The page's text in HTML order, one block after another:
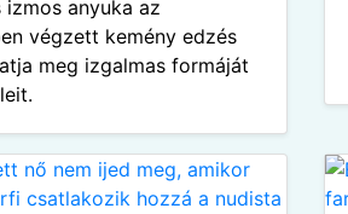
izmos anyuka az
végzett kemény edzés
meg izgalmas formáját